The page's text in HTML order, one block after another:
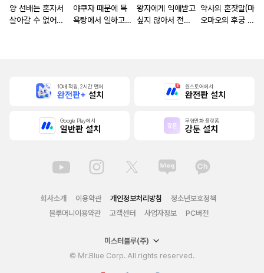
양 선배는 혼자서
살아갈 수 없어
야쿠자 때문에 목
욕탕에서 일하고
왕자에게 익애받고
싶지 않아서 전
약사의 혼잣말(마
오마오의 후궁 수
10배 적립, 2시간 먼저
완전판+ 설치
원스토어에서
완전판 설치
Google Play에서
일반판 설치
무협만화 플랫폼
강툰 설치
회사소개 이용약관 개인정보처리방침
청소년보호정책
블루머니이용약관
고객센터 사업자정보 PC버전
미스터블루(주)
© Mr.Blue Corp. All rights reserved.